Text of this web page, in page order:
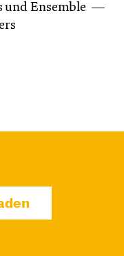
und Ensemble
–